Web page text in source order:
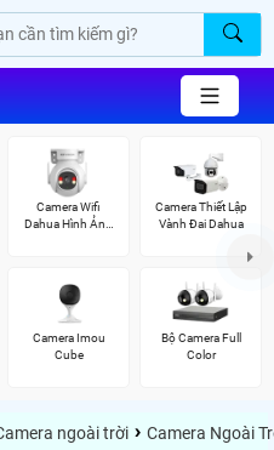
Camera Wifi
Dahua Hình Ảnh
Camera Thiết Lập
Vành Đai Dahua
Camera Imou
Cube
Bộ Camera Full
Color
ngoài trời › Camera Ngoài